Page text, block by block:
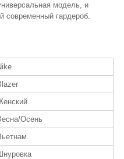
модель, и
современный гардероб.
Осень